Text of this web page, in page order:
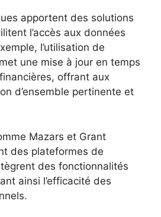
apportent des solutions
l’accès aux données
l’utilisation de
une mise à jour en temps
offrant aux
d’ensemble pertinente et
Mazars et Grant
des plateformes de
des fonctionnalités
ainsi l’efficacité des